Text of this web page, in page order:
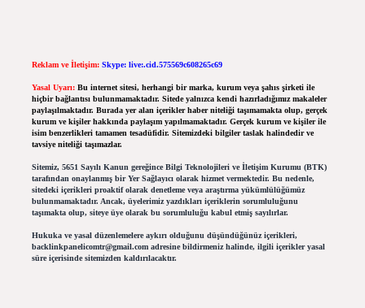
Reklam ve İletişim: Skype: live:.cid.575569c608265c69
Yasal Uyarı: Bu internet sitesi, herhangi bir marka, kurum veya şahıs şirketi ile
hiçbir bağlantısı bulunmamaktadır. Sitede yalnızca kendi hazırladığımız makaleler
paylaşılmaktadır. Burada yer alan içerikler haber niteliği taşımamakta olup, gerçek
kurum ve kişiler hakkında paylaşım yapılmamaktadır. Gerçek kurum ve kişiler ile
isim benzerlikleri tamamen tesadüfidir. Sitemizdeki bilgiler taslak halindedir ve
tavsiye niteliği taşımazlar.
Sitemiz, 5651 Sayılı Kanun gereğince Bilgi Teknolojileri ve İletişim Kurumu (BTK)
tarafından onaylanmış bir Yer Sağlayıcı olarak hizmet vermektedir. Bu nedenle,
sitedeki içerikleri proaktif olarak denetleme veya araştırma yükümlülüğümüz
bulunmamaktadır. Ancak, üyelerimiz yazdıkları içeriklerin sorumluluğunu
taşımakta olup, siteye üye olarak bu sorumluluğu kabul etmiş sayılırlar.
Hukuka ve yasal düzenlemelere aykırı olduğunu düşündüğünüz içerikleri,
backlinkpanelicomtr@gmail.comadresine bildirmeniz halinde, ilgili içerikler yasal
süre içerisinde sitemizden kaldırılacaktır.